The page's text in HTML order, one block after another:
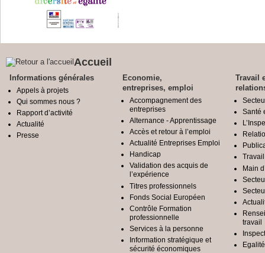
Accueil
Informations générales
Appels à projets
Qui sommes nous ?
Rapport d’activité
Actualité
Presse
Economie,
entreprises, emploi
Accompagnement des
entreprises
Alternance - Apprentissage
Accès et retour à l’emploi
Actualité Entreprises Emploi
Handicap
Validation des acquis de
l’expérience
Titres professionnels
Fonds Social Européen
Contrôle Formation
professionnelle
Services à la personne
Information stratégique et
sécurité économiques
Travail
Santé
Main
travail